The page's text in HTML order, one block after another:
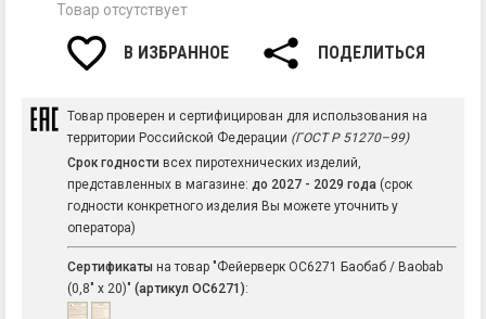
Товар отсутствует
В ИЗБРАННОЕ ПОДЕЛИТЬСЯ
Товар проверен и сертифицирован для использования на
территории Российской Федерации (ГОСТ Р 51270–99)
Срок годности всех пиротехнических изделий,
представленных в магазине: до 2027 - 2029 года (срок
годности конкретного изделия Вы можете уточнить у
оператора)
Сертификаты на товар "Фейерверк ОС6271 Баобаб / Baobab
(0,8" х 20)" (артикул ОС6271):